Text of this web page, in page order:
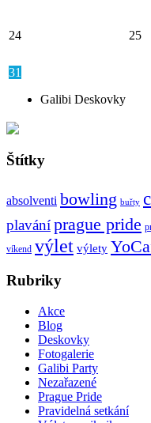
24 25
31
Galibi Deskovky
Štítky
absolventi bowling buřty
plaváníprague pride
víkend výlet výlety
Rubriky
Akce
Blog
Deskovky
Fotogalerie
Galibi Party
Nezařazené
Prague Pride
Pravidelná setkání